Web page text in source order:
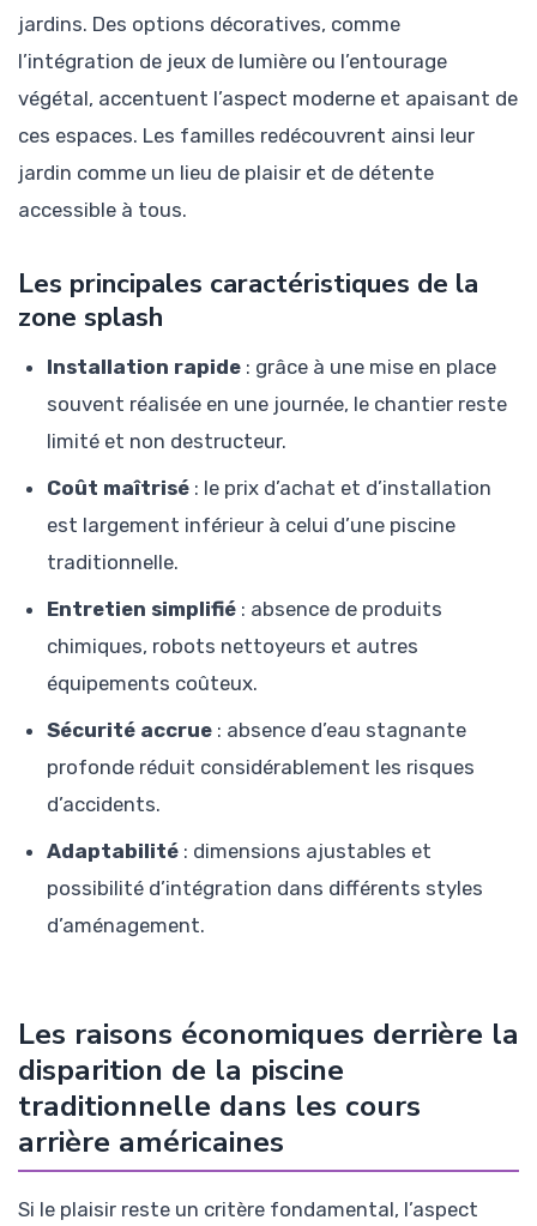
jardins. Des options décoratives, comme
l’intégration de jeux de lumière ou l’entourage
végétal, accentuent l’aspect moderne et apaisant de
ces espaces. Les familles redécouvrent ainsi leur
jardin comme un lieu de plaisir et de détente
accessible à tous.
Les principales caractéristiques de la
zone splash
Installation rapide : grâce à une mise en place
souvent réalisée en une journée, le chantier reste
limité et non destructeur.
Coût maîtrisé : le prix d’achat et d’installation
est largement inférieur à celui d’une piscine
traditionnelle.
Entretien simplifié : absence de produits
chimiques, robots nettoyeurs et autres
équipements coûteux.
Sécurité accrue : absence d’eau stagnante
profonde réduit considérablement les risques
d’accidents.
Adaptabilité : dimensions ajustables et
possibilité d’intégration dans différents styles
d’aménagement.
Les raisons économiques derrière la
disparition de la piscine
traditionnelle dans les cours
arrière américaines
Si le plaisir reste un critère fondamental, l’aspect